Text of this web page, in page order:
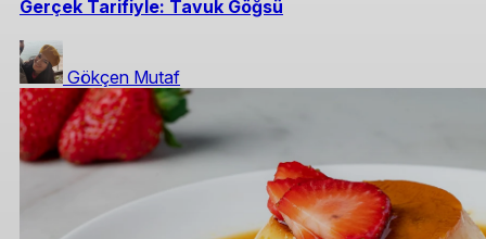
Gerçek Tarifiyle: Tavuk Göğsü
Gökçen Mutaf